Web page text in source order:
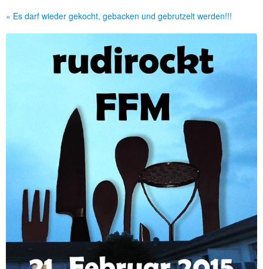
« Es darf wieder gekocht, gebacken und gebrutzelt werden!!!